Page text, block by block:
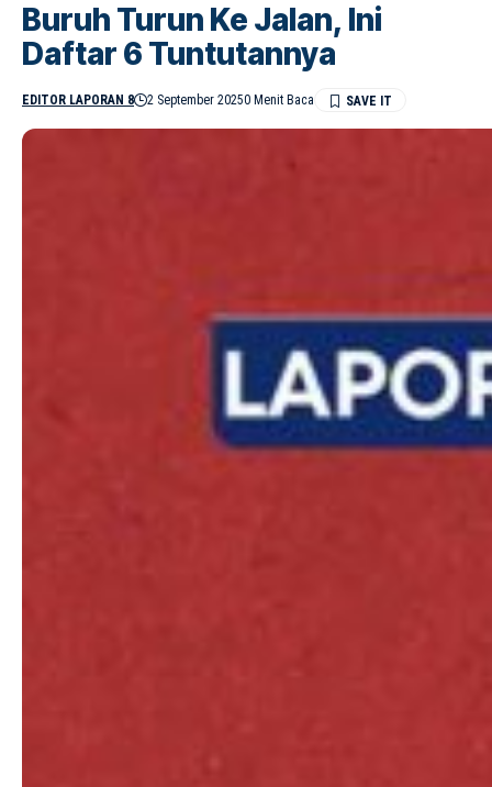
Buruh Turun Ke Jalan, Ini
Daftar 6 Tuntutannya
EDITOR LAPORAN 8 2 September 20250 Menit Baca